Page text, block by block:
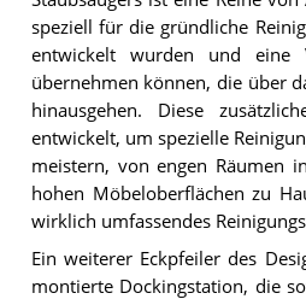
speziell für die gründliche
entwickelt wurden und eine
übernehmen können, die über
hinausgehen. Diese
entwickelt, um spezielle
meistern, von engen Räumen
hohen Möbeloberflächen zu
wirklich umfassendes
Ein weiterer Eckpfeiler des
montierte Dockingstation, die